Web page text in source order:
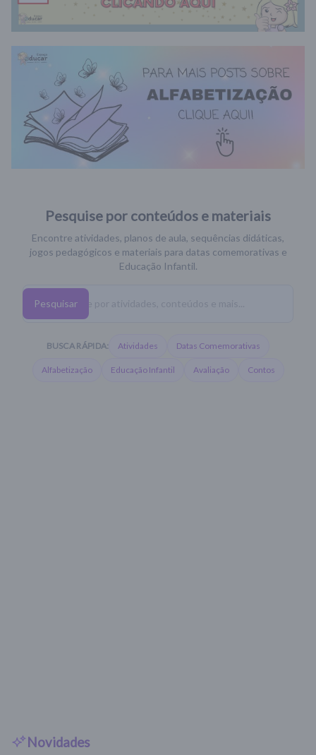
Pesquise por conteúdos e materiais
Encontre atividades, planos de aula, sequências didáticas,
jogos pedagógicos e materiais para datas comemorativas e
Educação Infantil.
Pesquisar
BUSCA RÁPIDA: Atividades Datas Comemorativas
Alfabetização Educação Infantil Avaliação Contos
Novidades